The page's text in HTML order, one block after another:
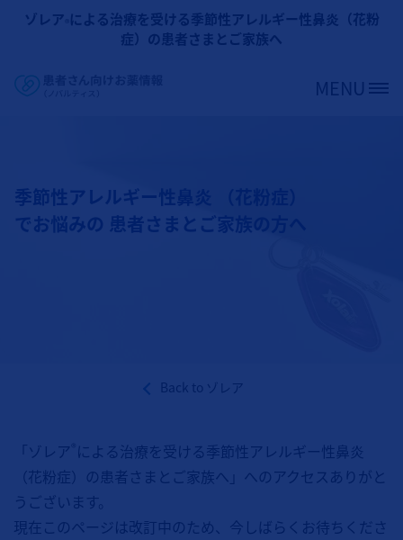
メインコンテンツに移動
ゾレア による治療を受ける季節性アレルギー性鼻炎（花粉
症）の患者さまとご家族へ
Site Logo MENU
季節性アレルギー性鼻炎 （花粉症）
でお悩みの 患者さまとご家族の方へ
Back to ゾレア
「ゾレア による治療を受ける季節性アレルギー性鼻炎
（花粉症）の患者さまとご家族へ」へのアクセスありがと
うございます。
現在このページは改訂中のため、今しばらくお待ちくださ